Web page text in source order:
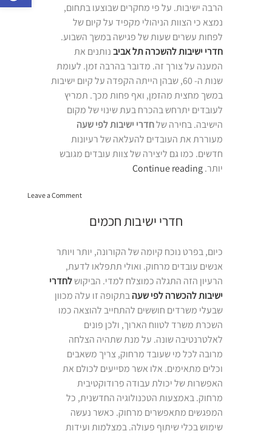
הרבה ישיבות. על פי מחקרים שבוצעו בתחום,
נמצא כי הצוות הניהולי מקפיד על קיום של
לפחות עשרים שעות של פגישה במשך השבוע.
חדרי ישיבות להשכרה תל אביבנותנים את
המענה על צורך זה. מדובר בהרבה זמן. לעומת
שנות ה- 60, שבהן הייתה הקפדה על קיום ישיבות
במשך מחצית מהזמן, ואף פחות מכך. תמריץ
לעובדים יתרחש בהכרח בעת שינוי של מקום
הישיבה. בחירה שלחדרי ישיבות לפי שעה
מעוררת את העובדים להעלאה של רעיונות
חדשים. כמו גם ליצירה של צוות עובדים מגובש
יותר. Continue reading“חדרי
Leave a Commenton
לפיחדרי ישיבות חכמים
כיום, בפרט נוכח קיומה של הקורונה, יותר ויותר
אנשים עובדים מרחוק. ואולי תתפלאו לדעת,
הרעיון הזה התגלה כמוצלח למדי. הביקוש לחדרי
ישיבות להכשרה לפי שעה בתקופה זו עלה מכוון
שבעלי משרדים חוששים להתחייב להוצאה כמו
השכרת משרד לטווח הארוך, ולכן פונים
לאלטרנטיבה שונה. על מנת שתהיה הצלחה
מרובה לכל מי שעובד מרחוק, צריך משאבים
וכלים מתאימים. אלו אשר מסייעים לכולם את
האפשרות של יכולת עבודה פרודוקטיבית
מרחוק. באמצעות הטכנולוגיה החדשנית, כל
המפגשים מתאפשרים מרחוק. כאשר נעשה
שימוש בכלי שיתוף פעולה. במצלמות ועידות